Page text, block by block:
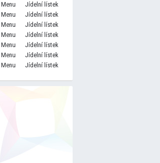
Menu
Jídelní lístek
Menu
Jídelní lístek
Menu
Jídelní lístek
Menu
Jídelní lístek
Menu
Jídelní lístek
Menu
Jídelní lístek
Menu Jídelní lístek